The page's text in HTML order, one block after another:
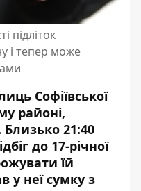
підліток
і тепер може
Софіївської
районі,
Близько 21:40
до 17-річної
їй
у неї сумку з